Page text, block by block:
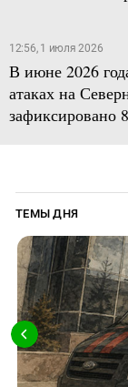
12:56, 1 июля 2026
В июне 2026
атаках на
зафиксировано
ТЕМЫ ДНЯ